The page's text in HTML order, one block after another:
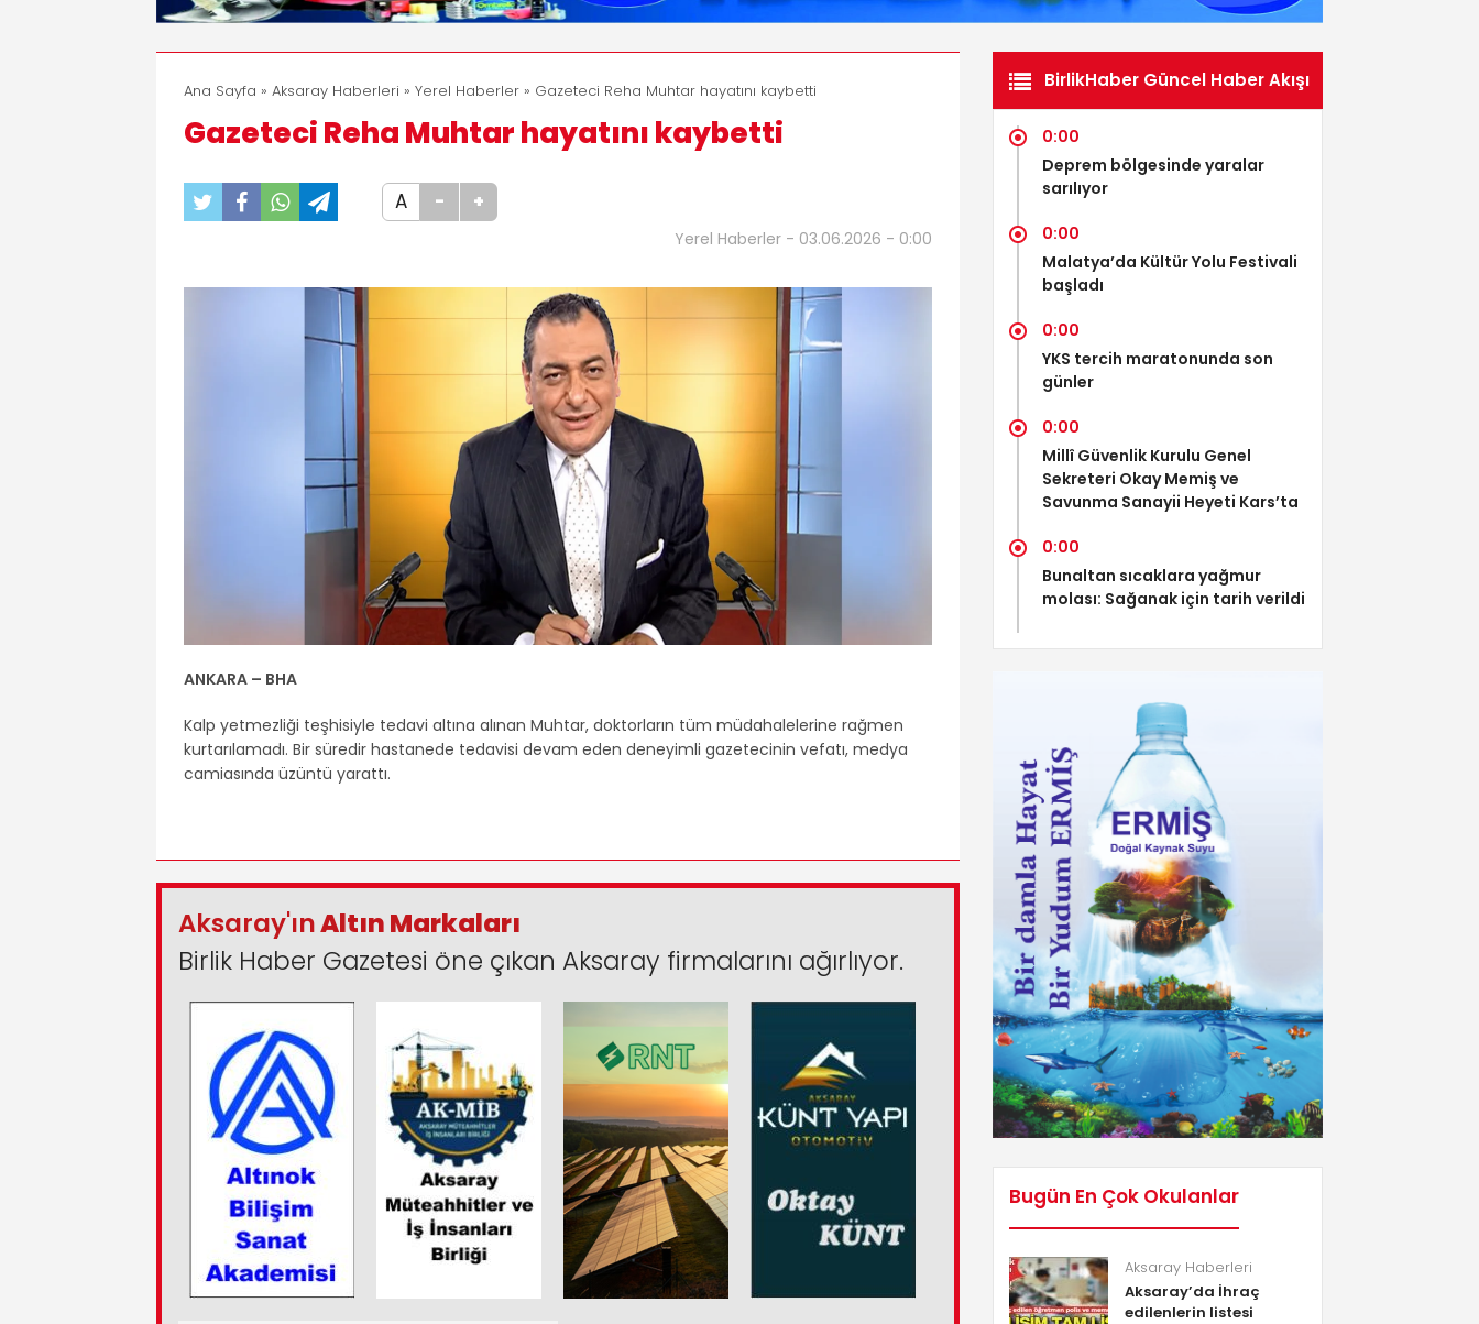
Ana Sayfa » Aksaray Haberleri » Yerel Haberler » Gazeteci Reha Muhtar hayatını kaybetti
Gazeteci Reha Muhtar hayatını kaybetti
A - +
Yerel Haberler - 03.06.2026 - 0:00
ANKARA – BHA
Kalp yetmezliği teşhisiyle tedavi altına alınan Muhtar, doktorların tüm müdahalelerine rağmen
kurtarılamadı. Bir süredir hastanede tedavisi devam eden deneyimli gazetecinin vefatı, medya
camiasında üzüntü yarattı.
Aksaray'ınAltın Markaları
Birlik Haber Gazetesi öne çıkan Aksaray firmalarını ağırlıyor.
BirlikHaber Güncel Haber Akışı
0:00
Deprem bölgesinde yaralar
sarılıyor
0:00
Malatya’da Kültür Yolu Festivali
başladı
0:00
YKS tercih maratonunda son
günler
0:00
Millî Güvenlik Kurulu Genel
Sekreteri Okay Memiş ve
Savunma Sanayii Heyeti Kars’ta
0:00
Bunaltan sıcaklara yağmur
molası: Sağanak için tarih verildi
Bugün En Çok Okulanlar
Aksaray Haberleri
Aksaray’da İhraç
edilenlerin listesi